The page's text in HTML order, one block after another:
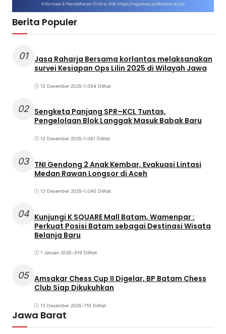
Berita Populer
01
Jasa Raharja Bersama korlantas melaksanakan
survei Kesiapan Ops Lilin 2025 di Wilayah Jawa
13 Desember 2025•1.094 Dilihat
02 Sengketa Panjang SPR–KCL Tuntas,
Pengelolaan Blok Langgak Masuk Babak Baru
13 Desember 2025•1.081 Dilihat
03 TNI Gendong 2 Anak Kembar, Evakuasi Lintasi
Medan Rawan Longsor di Aceh
13 Desember 2025•1.040 Dilihat
04 Kunjungi K SQUARE Mall Batam, Wamenpar :
Perkuat Posisi Batam sebagai Destinasi Wisata
Belanja Baru
1 Januari 2026•919 Dilihat
05 Amsakar Chess Cup II Digelar, BP Batam Chess
Club Siap Dikukuhkan
13 Desember 2025•719 Dilihat
Jawa Barat